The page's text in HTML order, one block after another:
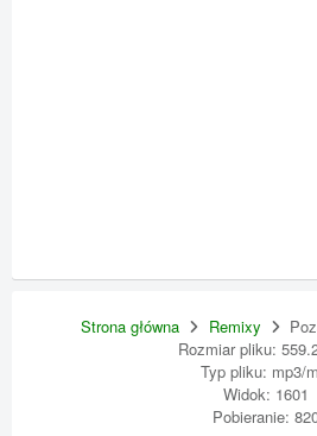
Strona główna Remixy
Rozmiar pliku:
Typ pliku: mp3/
Widok: 1601
Pobieranie: